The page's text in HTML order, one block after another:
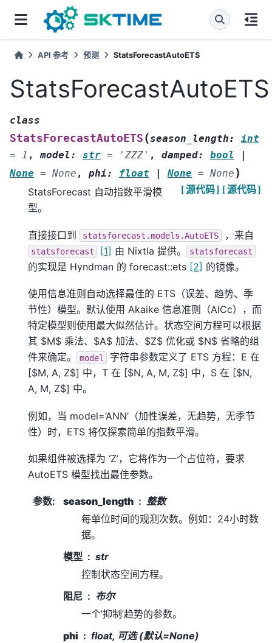
API 参考 预测 StatsForecastAutoETS
StatsForecastAutoETS
class
StatsForecastAutoETS (season_length:
int
=
1 ,model : str = 'ZZZ' , damped: bool
None = None , phi: float None = None )
[源代码]
[源代码]
StatsForecast 自动指数平滑模
型。
直接接口到 statsforecast.models.AutoETS ，来自
statsforecast [1] 由 Nixtla 提供。 statsforecast
的实现是 Hyndman 的 forecast::ets [2] 的镜像。
使用信息准则自动选择最佳的 ETS（误差、趋势、季
节性）模型。默认使用 Akaike 信息准则（AICc），而
特定模型则使用最大似然估计。状态空间方程可以根据
其 $M$ 乘法、$A$ 加法、$Z$ 优化或 $N$ 省略的组
件来确定。
model
字符串参数定义了 ETS 方程：E 在
[$M, A, Z$] 中，T 在 [$N, A, M, Z$] 中，S 在 [$N,
A, M, Z$] 中。
例如，当 model=’ANN’（加性误差，无趋势，无季节
性）时，ETS 将仅探索简单的指数平滑。
如果组件被选择为 ‘Z’，它将作为一个占位符，要求
AutoETS 模型找出最佳参数。
参数: season_length
整数
每单位时间的观测次数。例如：24小时数
据。
模型
str
控制状态空间方程。
阻尼
布尔
一个’抑制’趋势的参数。
phi
float, 可选 (默认=None)